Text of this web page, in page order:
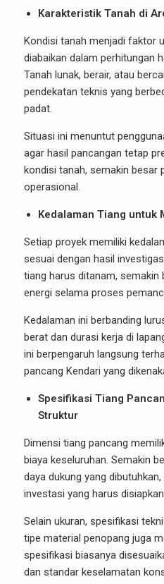
Karakteristik Tanah di
Kondisi tanah menjadi faktor
diabaikan dalam perhitungan
Tanah lunak, berair, atau
pendekatan teknis yang
padat.
Situasi ini menuntut
agar hasil pancangan tetap
kondisi tanah, semakin besar
operasional.
Kedalaman Tiang untuk
Setiap proyek memiliki
sesuai dengan hasil
tiang harus ditanam,
energi selama proses
Kedalaman ini berbanding
berat dan durasi kerja di
ini berpengaruh langsung
pancang Kendari yang
Spesifikasi Tiang
Struktur
Dimensi tiang pancang
biaya keseluruhan. Semakin
daya dukung yang
investasi yang harus
Selain ukuran, spesifikasi
tipe material penopang juga
spesifikasi biasanya
dan standar keselamatan